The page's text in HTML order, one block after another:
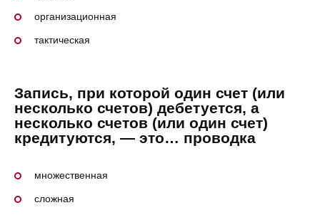
организационная
тактическая
Запись, при которой один счет (или
несколько счетов) дебетуется, а
несколько счетов (или один счет)
кредитуются, — это… проводка
множественная
сложная